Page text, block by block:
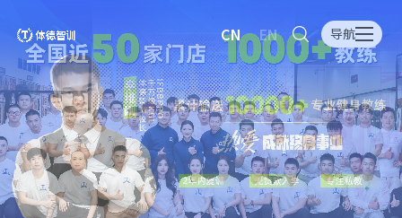
CN EN 导航